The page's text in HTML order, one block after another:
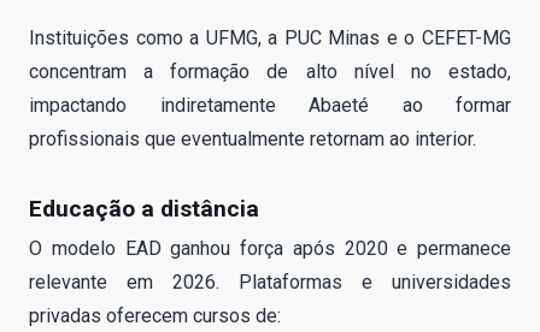
Instituições como a UFMG, a PUC Minas e o CEFET-MG
concentram a formação de alto nível no estado,
impactando indiretamente Abaeté ao formar
profissionais que eventualmente retornam ao interior.
Educação a distância
O modelo EAD ganhou força após 2020 e permanece
relevante em 2026. Plataformas e universidades
privadas oferecem cursos de: